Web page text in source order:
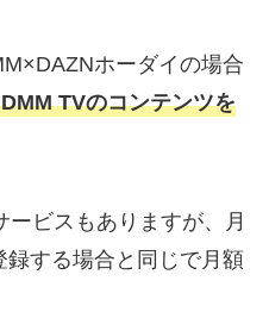
ホーダイの場合
TVのコンテンツを
ビスもありますが、月
する場合と同じで月額